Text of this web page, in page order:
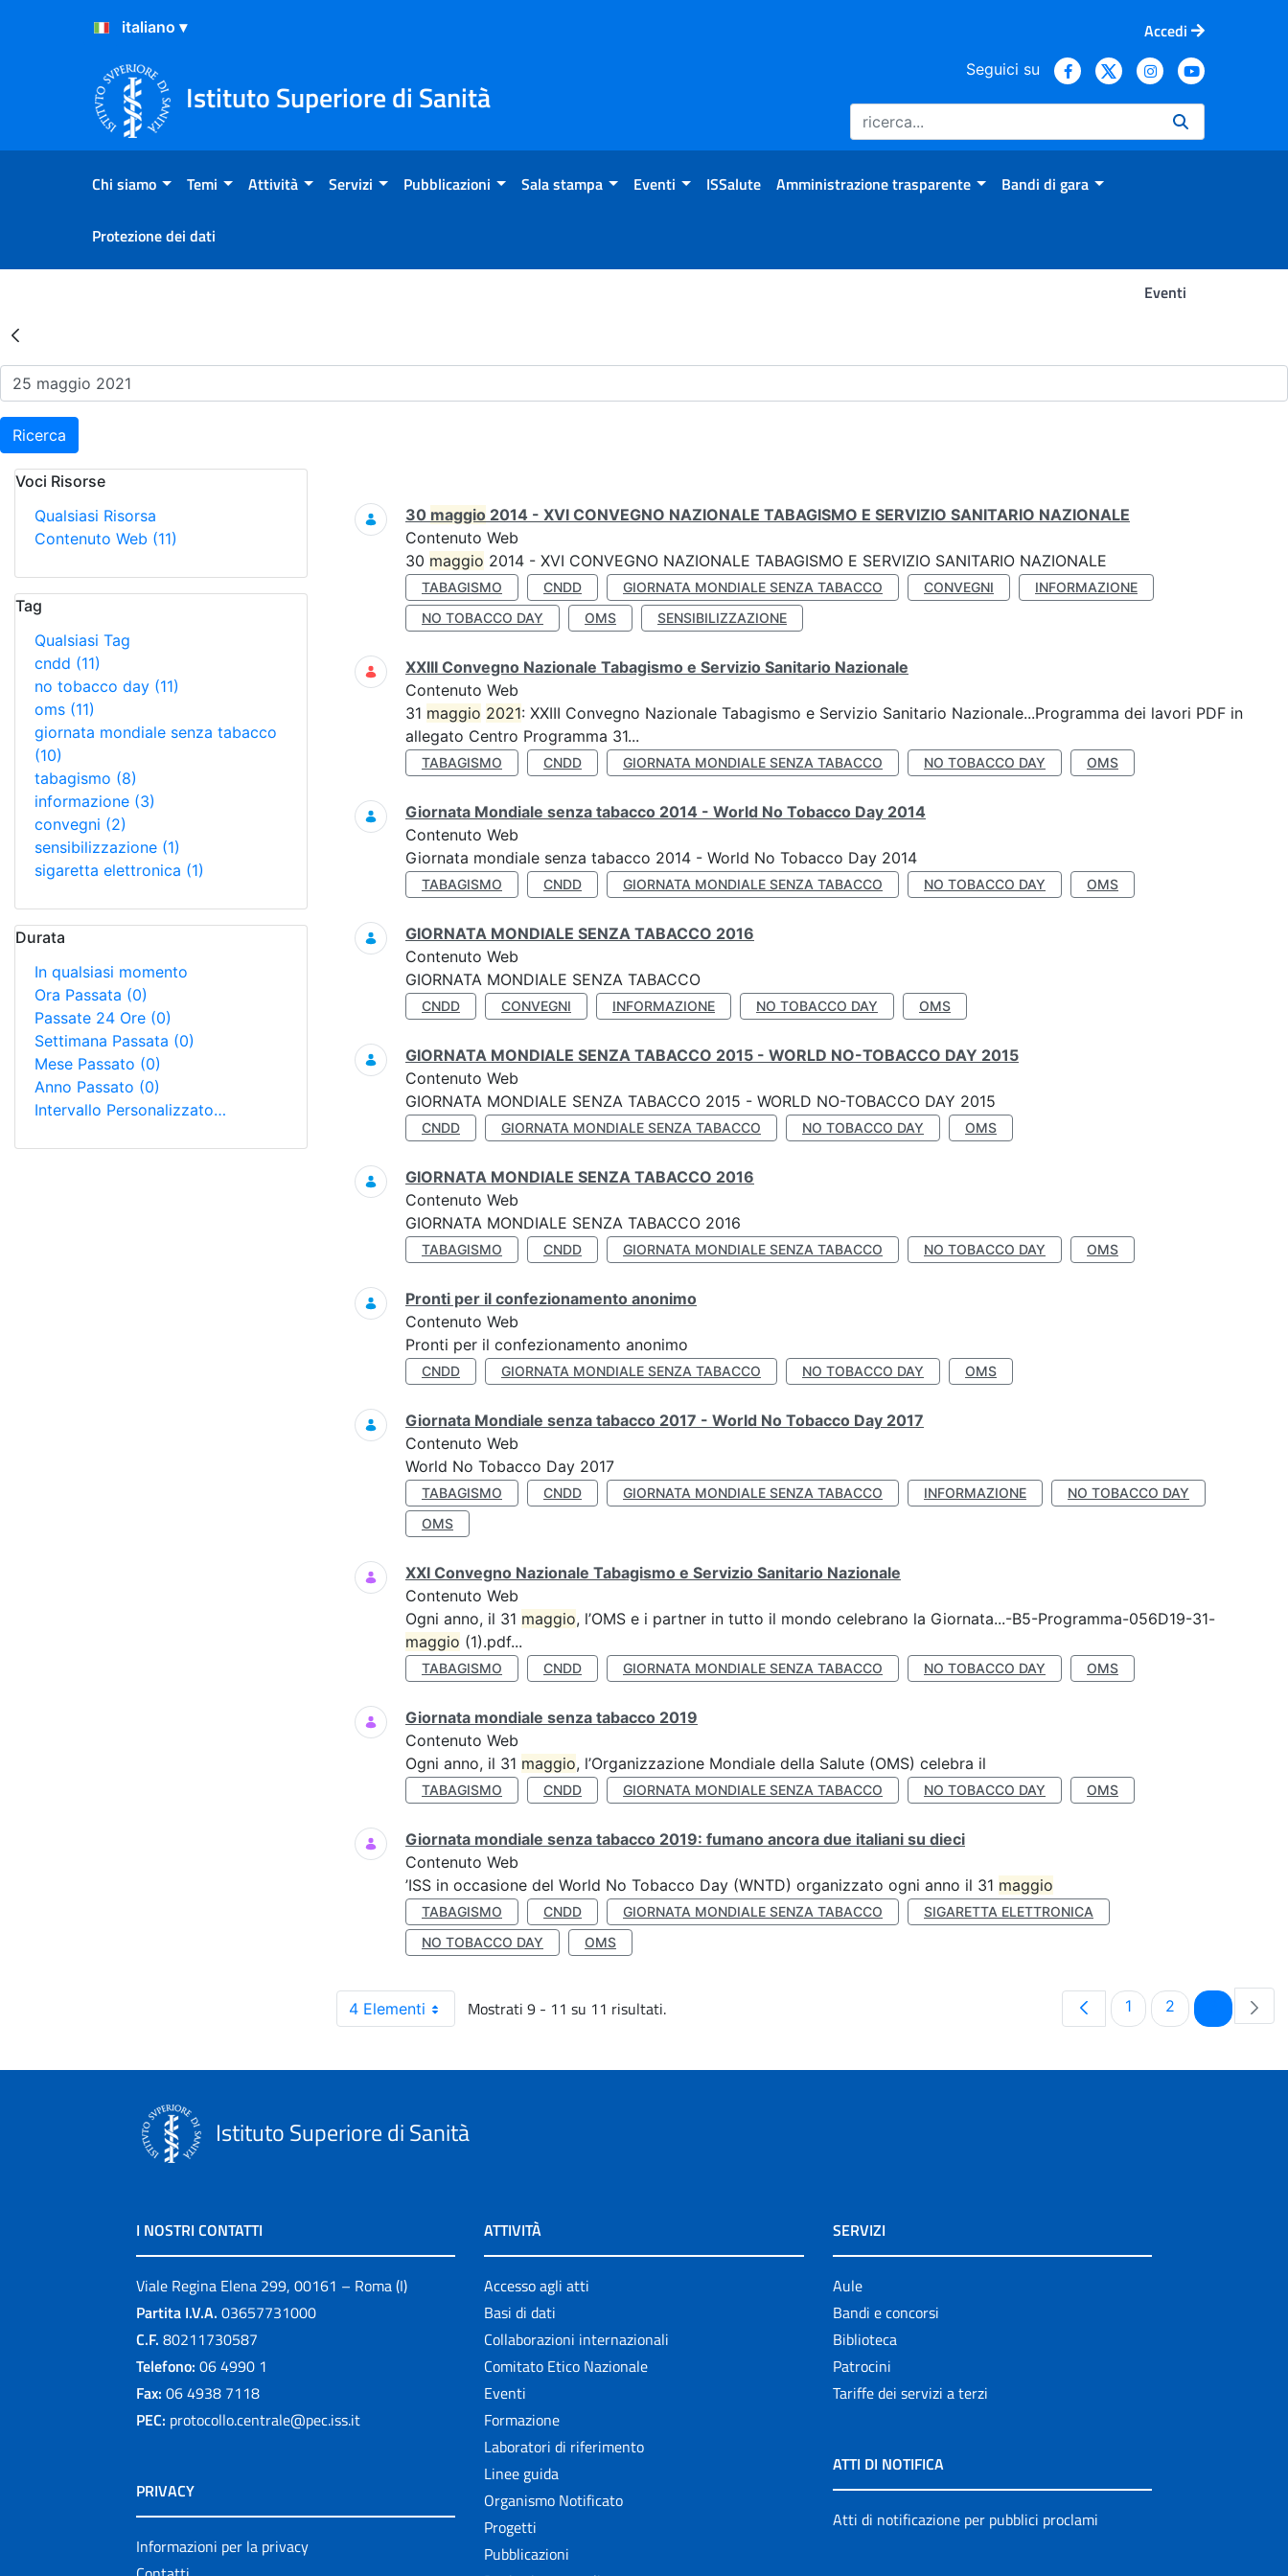
Salta al Contenuto
Salta al Footer
Accedi
Istituto Superiore di Sanità
Seguici su
Chi siamo Temi Attività Servizi Pubblicazioni Sala stampa Eventi ISSalute Amministrazione trasparente Bandi di gara
Protezione dei dati
Eventi
Risultati della Ricerca - Eventi
Ricerca
Voci Risorse
Qualsiasi Risorsa
Contenuto Web (11)
Tag
Qualsiasi Tag
cndd (11)
no tobacco day (11)
oms (11)
giornata mondiale senza tabacco
(10)
tabagismo (8)
informazione (3)
convegni (2)
sensibilizzazione (1)
sigaretta elettronica (1)
Durata
In qualsiasi momento
Ora Passata (0)
Passate 24 Ore (0)
Settimana Passata (0)
Mese Passato (0)
Anno Passato (0)
Intervallo Personalizzato…
Ricerca
30 maggio 2014 - XVI CONVEGNO NAZIONALE TABAGISMO E SERVIZIO SANITARIO NAZIONALE
Contenuto Web
30 maggio 2014 - XVI CONVEGNO NAZIONALE TABAGISMO E SERVIZIO SANITARIO NAZIONALE
TABAGISMO CNDD GIORNATA MONDIALE SENZA TABACCO CONVEGNI
INFORMAZIONE
NO TOBACCO DAY
OMS SENSIBILIZZAZIONE
XXIII Convegno Nazionale Tabagismo e Servizio Sanitario Nazionale
Contenuto Web
31 maggio 2021: XXIII Convegno Nazionale Tabagismo e Servizio Sanitario Nazionale...Programma dei lavori PDF in
allegato Centro Programma 31...
TABAGISMO CNDD GIORNATA MONDIALE SENZA TABACCO NO TOBACCO DAY OMS
Giornata Mondiale senza tabacco 2014 - World No Tobacco Day 2014
Contenuto Web
Giornata mondiale senza tabacco 2014 - World No Tobacco Day 2014
TABAGISMO CNDD GIORNATA MONDIALE SENZA TABACCO NO TOBACCO DAY OMS
GIORNATA MONDIALE SENZA TABACCO 2016
Contenuto Web
GIORNATA MONDIALE SENZA TABACCO
CNDD CONVEGNI INFORMAZIONE NO TOBACCO DAY OMS
GIORNATA MONDIALE SENZA TABACCO 2015 - WORLD NO-TOBACCO DAY 2015
Contenuto Web
GIORNATA MONDIALE SENZA TABACCO 2015 - WORLD NO-TOBACCO DAY 2015
CNDD GIORNATA MONDIALE SENZA TABACCO NO TOBACCO DAY OMS
GIORNATA MONDIALE SENZA TABACCO 2016
Contenuto Web
GIORNATA MONDIALE SENZA TABACCO 2016
TABAGISMO CNDD GIORNATA MONDIALE SENZA TABACCO NO TOBACCO DAY OMS
Pronti per il confezionamento anonimo
Contenuto Web
Pronti per il confezionamento anonimo
CNDD GIORNATA MONDIALE SENZA TABACCO NO TOBACCO DAY OMS
Giornata Mondiale senza tabacco 2017 - World No Tobacco Day 2017
Contenuto Web
World No Tobacco Day 2017
TABAGISMO CNDD GIORNATA MONDIALE SENZA TABACCO INFORMAZIONE
NO TOBACCO DAY
OMS
XXI Convegno Nazionale Tabagismo e Servizio Sanitario Nazionale
Contenuto Web
Ogni anno, il 31 maggio, l’OMS e i partner in tutto il mondo celebrano la Giornata...-B5-Programma-056D19-31-
maggio (1).pdf...
TABAGISMO CNDD GIORNATA MONDIALE SENZA TABACCO NO TOBACCO DAY OMS
Giornata mondiale senza tabacco 2019
Contenuto Web
Ogni anno, il 31 maggio, l’Organizzazione Mondiale della Salute (OMS) celebra il
TABAGISMO CNDD GIORNATA MONDIALE SENZA TABACCO NO TOBACCO DAY OMS
Giornata mondiale senza tabacco 2019: fumano ancora due italiani su dieci
Contenuto Web
’ISS in occasione del World No Tobacco Day (WNTD) organizzato ogni anno il 31 maggio
TABAGISMO CNDD GIORNATA MONDIALE SENZA TABACCO
SIGARETTA ELETTRONICA
NO TOBACCO DAY
OMS
4 Elementi Mostrati 9 - 11 su 11 risultati. Pagina
1 Pagina
2 Pagina
Istituto Superiore di Sanità
I NOSTRI CONTATTI
Viale Regina Elena 299, 00161 – Roma (I)
Partita I.V.A. 03657731000
C.F. 80211730587
Telefono: 06 4990 1
Fax: 06 4938 7118
PEC: protocollo.centrale@pec.iss.it
PRIVACY
Informazioni per la privacy
ATTIVITÀ
Accesso agli atti
Basi di dati
Collaborazioni internazionali
Comitato Etico Nazionale
Eventi
Formazione
Laboratori di riferimento
Linee guida
Organismo Notificato
Progetti
Pubblicazioni
SERVIZI
Aule
Bandi e concorsi
Biblioteca
Patrocini
Tariffe dei servizi a terzi
ATTI DI NOTIFICA
Atti di notificazione per pubblici proclami